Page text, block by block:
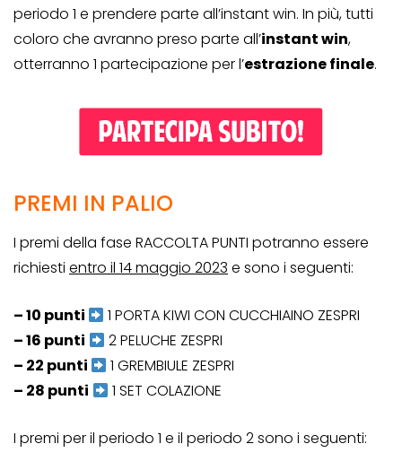
periodo 1 e prendere parte all’instant win. In più, tutti
coloro che avranno preso parte all’instant win,
otterranno 1 partecipazione per l’estrazione finale.
PREMI IN PALIO
I premi della fase RACCOLTA PUNTI potranno essere
richiesti entro il 14 maggio 2023 e sono i seguenti:
– 10 punti
1 PORTA KIWI CON CUCCHIAINO ZESPRI
– 16 punti
2 PELUCHE ZESPRI
– 22 punti
1 GREMBIULE ZESPRI
– 28 punti
1 SET COLAZIONE
I premi per il periodo 1 e il periodo 2 sono i seguenti: